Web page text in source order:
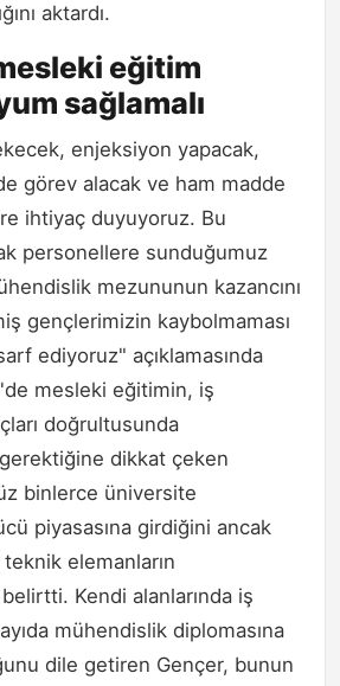
aktardı.
eğitim
sağlamalı
enjeksiyon yapacak,
görev alacak ve ham madde
ihtiyaç duyuyoruz. Bu
personellere sunduğumuz
mezununun kazancını
gençlerimizin kaybolmaması
ediyoruz" açıklamasında
mesleki eğitimin, iş
doğrultusunda
dikkat çeken
binlerce üniversite
piyasasına girdiğini ancak
teknik elemanların
Kendi alanlarında iş
mühendislik diplomasına
dile getiren Gençer, bunun